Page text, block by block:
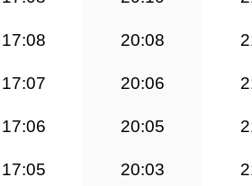
17:08 20:08
17:07 20:06
17:06 20:05
17:05 20:03